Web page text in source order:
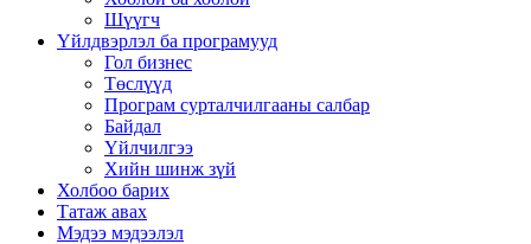
Шүүгч
Үйлдвэрлэл ба програмууд
Гол бизнес
Төслүүд
Програм сурталчилгааны салбар
Байдал
Үйлчилгээ
Хийн шинж зүй
Холбоо барих
Татаж авах
Мэдээ мэдээлэл